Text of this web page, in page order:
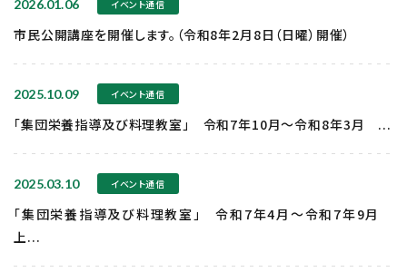
2026.01.06 イベント通信
市民公開講座を開催します。（令和8年2月8日（日曜）開催）
2025.10.09 イベント通信
「集団栄養指導及び料理教室」 令和7年10月～令和8年3月 ...
2025.03.10 イベント通信
「集団栄養指導及び料理教室」 令和7年4月～令和7年9月
上...